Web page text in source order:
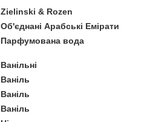
Zielinski & Rozen
Об'єднані Арабські Емірати
Парфумована вода
Ванільні
Ваніль
Ваніль
Ваніль